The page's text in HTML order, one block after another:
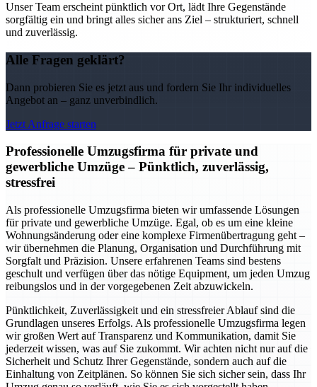
Unser Team erscheint pünktlich vor Ort, lädt Ihre Gegenstände
sorgfältig ein und bringt alles sicher ans Ziel – strukturiert, schnell
und zuverlässig.
Alle Fragen geklärt?
Dann probieren Sie es jetzt aus und fordern Sie Ihr individuelles
Angebot an – ganz unverbindlich.
Jetzt Anfrage starten
Professionelle Umzugsfirma für private und
gewerbliche Umzüge – Pünktlich, zuverlässig,
stressfrei
Als professionelle Umzugsfirma bieten wir umfassende Lösungen
für private und gewerbliche Umzüge. Egal, ob es um eine kleine
Wohnungsänderung oder eine komplexe Firmenübertragung geht –
wir übernehmen die Planung, Organisation und Durchführung mit
Sorgfalt und Präzision. Unsere erfahrenen Teams sind bestens
geschult und verfügen über das nötige Equipment, um jeden Umzug
reibungslos und in der vorgegebenen Zeit abzuwickeln.
Pünktlichkeit, Zuverlässigkeit und ein stressfreier Ablauf sind die
Grundlagen unseres Erfolgs. Als professionelle Umzugsfirma legen
wir großen Wert auf Transparenz und Kommunikation, damit Sie
jederzeit wissen, was auf Sie zukommt. Wir achten nicht nur auf die
Sicherheit und Schutz Ihrer Gegenstände, sondern auch auf die
Einhaltung von Zeitplänen. So können Sie sich sicher sein, dass Ihr